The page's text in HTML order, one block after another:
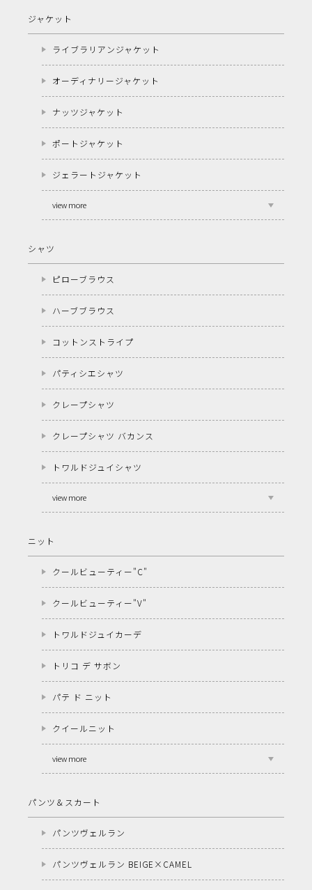
ジャケット
ライブラリアンジャケット
オーディナリージャケット
ナッツジャケット
ポートジャケット
ジェラートジャケット
view more
シャツ
ピローブラウス
ハーブブラウス
コットンストライプ
パティシエシャツ
クレープシャツ
クレープシャツ バカンス
トワルドジュイシャツ
view more
ニット
クールビューティー"C"
クールビューティー"V"
トワルドジュイカーデ
トリコ デ サボン
パテ ド ニット
クイールニット
view more
パンツ＆スカート
パンツヴェルラン
パンツヴェルラン BEIGE×CAMEL